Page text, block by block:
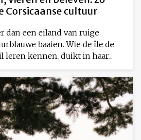
Corsicaanse cultuur
dan een eiland van ruige
baaien. Wie de île de
leren kennen, duikt in haar...